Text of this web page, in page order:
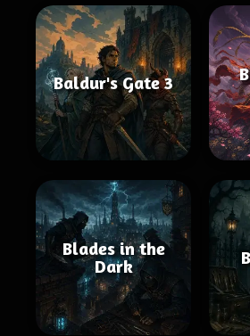
Baldur's Gate 3
Blades in the
Dark